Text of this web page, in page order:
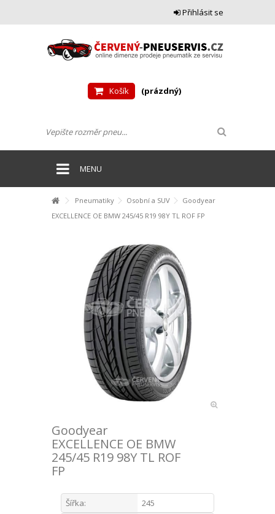
Přihlásit se
Košík (prázdný)
MENU
Pneumatiky Osobní a SUV
Goodyear
EXCELLENCE OE BMW 245/45 R19 98Y TL ROF FP
Goodyear
EXCELLENCE OE BMW
245/45 R19 98Y TL ROF
FP
Šířka:
245